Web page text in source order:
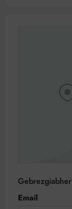
Gebrezgiabher
Email